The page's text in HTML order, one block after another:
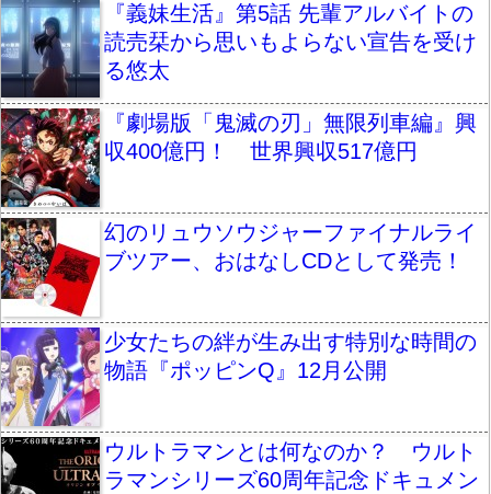
『義妹生活』第5話 先輩アルバイトの
読売栞から思いもよらない宣告を受け
る悠太
『劇場版「鬼滅の刃」無限列車編』興
収400億円！ 世界興収517億円
幻のリュウソウジャーファイナルライ
ブツアー、おはなしCDとして発売！
少女たちの絆が生み出す特別な時間の
物語『ポッピンQ』12月公開
ウルトラマンとは何なのか？ ウルト
ラマンシリーズ60周年記念ドキュメン